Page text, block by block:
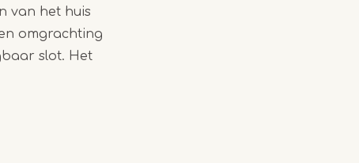
van het huis
omgrachting
slot. Het